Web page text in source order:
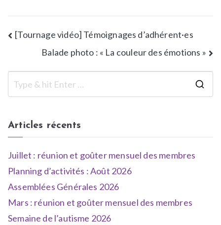
[Tournage vidéo] Témoignages d’adhérent·es
Balade photo : « La couleur des émotions »
Articles récents
Juillet : réunion et goûter mensuel des membres
Planning d’activités : Août 2026
Assemblées Générales 2026
Mars : réunion et goûter mensuel des membres
Semaine de l’autisme 2026